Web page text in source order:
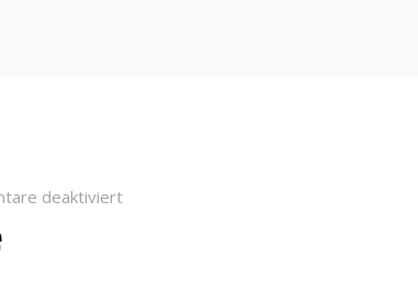
deaktiviertfür